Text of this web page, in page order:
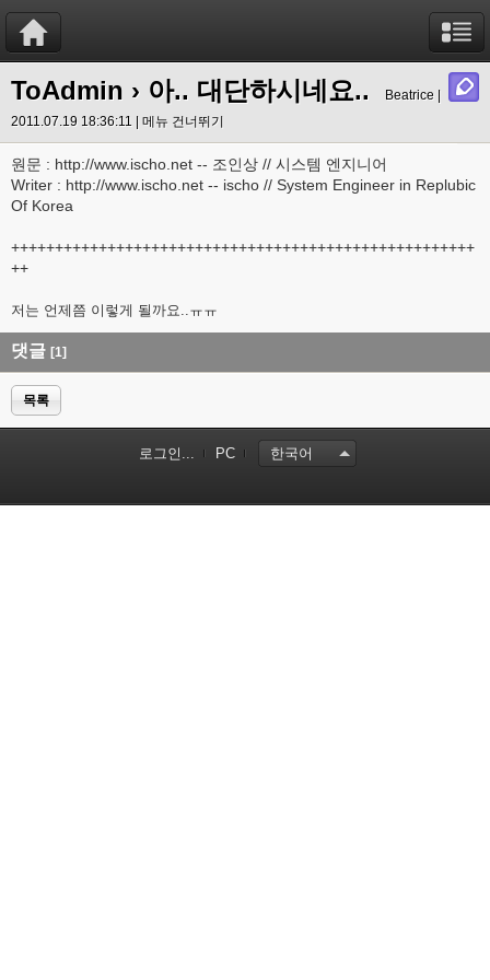
ToAdmin › 아.. 대단하시네요..
Beatrice |
2011.07.19 18:36:11 | 메뉴 건너뛰기
원문 : http://www.ischo.net -- 조인상 // 시스템 엔지니어
Writer : http://www.ischo.net -- ischo // System Engineer in Replubic
Of Korea
+++++++++++++++++++++++++++++++++++++++++++++++++++++
++
저는 언제쯤 이렇게 될까요..ㅠㅠ
댓글 [1]
목록
로그인... PC 한국어